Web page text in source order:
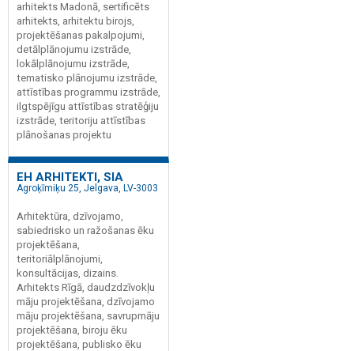
arhitekts Madonā, sertificēts
arhitekts, arhitektu birojs,
projektēšanas pakalpojumi,
detālplānojumu izstrāde,
lokālplānojumu izstrāde,
tematisko plānojumu izstrāde,
attīstības programmu izstrāde,
ilgtspējīgu attīstības stratēģiju
izstrāde, teritoriju attīstības
plānošanas projektu
EH ARHITEKTI, SIA
Agroķīmiķu 25, Jelgava, LV-3003
Arhitektūra, dzīvojamo,
sabiedrisko un ražošanas ēku
projektēšana,
teritoriālplānojumi,
konsultācijas, dizains.
Arhitekts Rīgā, daudzdzīvokļu
māju projektēšana, dzīvojamo
māju projektēšana, savrupmāju
projektēšana, biroju ēku
projektēšana, publisko ēku